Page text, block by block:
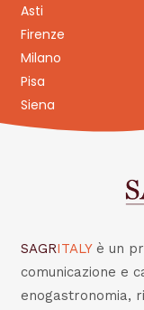
Asti
Firenze
Milano
Pisa
Siena
SAGRITALY è un
comunicazione e
enogastronomia,